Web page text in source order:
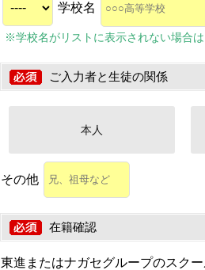
学校名
※学校名がリストに表示されない場合
ご入力者と生徒の関係
本人
その他
在籍確認
東進またはナガセグループのスク